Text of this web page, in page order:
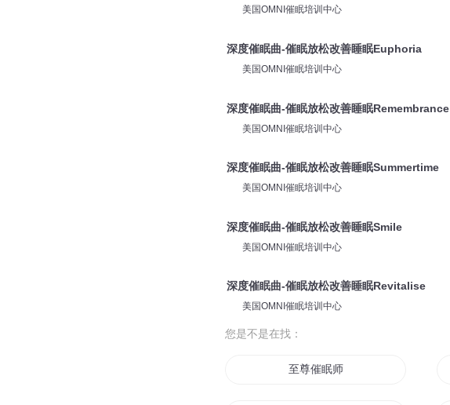
美国OMNI催眠培训中心
深度催眠曲-催眠放松改善睡眠Euphoria
美国OMNI催眠培训中心
深度催眠曲-催眠放松改善睡眠Remembrance
美国OMNI催眠培训中心
深度催眠曲-催眠放松改善睡眠Summertime
美国OMNI催眠培训中心
深度催眠曲-催眠放松改善睡眠Smile
美国OMNI催眠培训中心
深度催眠曲-催眠放松改善睡眠Revitalise
美国OMNI催眠培训中心
您是不是在找：
至尊催眠师